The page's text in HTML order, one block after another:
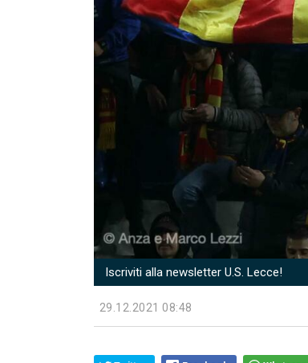
Iscriviti alla newsletter U.S. Lecce!
29.12.2021 08:48